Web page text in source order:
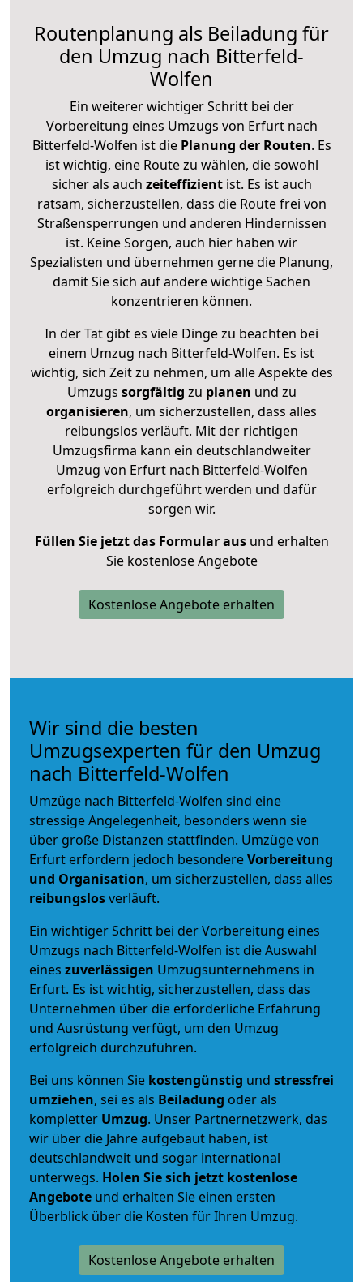
Routenplanung als Beiladung für
den Umzug nach Bitterfeld-
Wolfen
Ein weiterer wichtiger Schritt bei der
Vorbereitung eines Umzugs von Erfurt nach
Bitterfeld-Wolfen ist diePlanung der Routen. Es
ist wichtig, eine Route zu wählen, die sowohl
sicher als auch zeiteffizientist. Es ist auch
ratsam, sicherzustellen, dass die Route frei von
Straßensperrungen und anderen Hindernissen
ist. Keine Sorgen, auch hier haben wir
Spezialisten und übernehmen gerne die Planung,
damit Sie sich auf andere wichtige Sachen
konzentrieren können.
In der Tat gibt es viele Dinge zu beachten bei
einem Umzug nach Bitterfeld-Wolfen. Es ist
wichtig, sich Zeit zu nehmen, um alle Aspekte des
Umzugs sorgfältig zu planen und zu
organisieren, um sicherzustellen, dass alles
reibungslos verläuft. Mit der richtigen
Umzugsfirma kann ein deutschlandweiter
Umzug von Erfurt nach Bitterfeld-Wolfen
erfolgreich durchgeführt werden und dafür
sorgen wir.
Füllen Sie jetzt das Formular ausund erhalten
Sie kostenlose Angebote
Kostenlose Angebote erhalten
Wir sind die besten
Umzugsexperten für den Umzug
nach Bitterfeld-Wolfen
Umzüge nach Bitterfeld-Wolfen sind eine
stressige Angelegenheit, besonders wenn sie
über große Distanzen stattfinden. Umzüge von
Erfurt erfordern jedoch besondereVorbereitung
und Organisation, um sicherzustellen, dass alles
reibungslosverläuft.
Ein wichtiger Schritt bei der Vorbereitung eines
Umzugs nach Bitterfeld-Wolfen ist die Auswahl
eines zuverlässigen Umzugsunternehmens in
Erfurt. Es ist wichtig, sicherzustellen, dass das
Unternehmen über die erforderliche Erfahrung
und Ausrüstung verfügt, um den Umzug
erfolgreich durchzuführen.
Bei uns können Sie kostengünstig und stressfrei
umziehen, sei es als Beiladung oder als
kompletter Umzug. Unser Partnernetzwerk, das
wir über die Jahre aufgebaut haben, ist
deutschlandweit und sogar international
unterwegs. Holen Sie sich jetzt kostenlose
Angebote und erhalten Sie einen ersten
Überblick über die Kosten für Ihren Umzug.
Kostenlose Angebote erhalten